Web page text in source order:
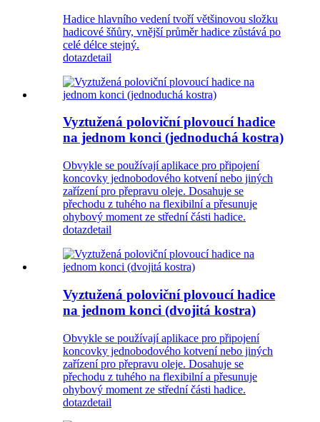
Hadice hlavního vedení tvoří většinovou složku
hadicové šňůry, vnější průměr hadice zůstává po
celé délce stejný.
dotazdetail
Vyztužená poloviční plovoucí hadice
na jednom konci (jednoduchá kostra)
Obvykle se používají aplikace pro připojení
koncovky jednobodového kotvení nebo jiných
zařízení pro přepravu oleje. Dosahuje se
přechodu z tuhého na flexibilní a přesunuje
ohybový moment ze střední části hadice.
dotazdetail
Vyztužená poloviční plovoucí hadice
na jednom konci (dvojitá kostra)
Obvykle se používají aplikace pro připojení
koncovky jednobodového kotvení nebo jiných
zařízení pro přepravu oleje. Dosahuje se
přechodu z tuhého na flexibilní a přesunuje
ohybový moment ze střední části hadice.
dotazdetail